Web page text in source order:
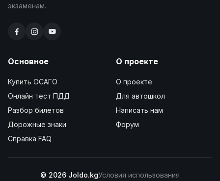
экзаменам.
Основное
Купить ОСАГО
Онлайн тест ПДД
Разбор билетов
Дорожные знаки
Справка FAQ
О проекте
О проекте
Для автошкол
Написать нам
Форум
© 2026 Joldo.kgУсловия использования